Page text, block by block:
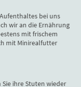
bei uns
wir an die Ernährung
mit frischem
mit Minirealfutter
Sie ihre Stuten wieder